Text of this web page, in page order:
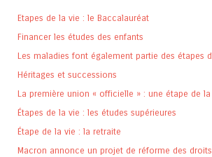
Etapes de la vie : le Baccalauréat
Financer les études des enfants
Les maladies font également partie des étapes
Héritages et successions
La première union « officielle » : une étape de
Étapes de la vie : les études supérieures
Étape de la vie : la retraite
Macron annonce un projet de réforme des